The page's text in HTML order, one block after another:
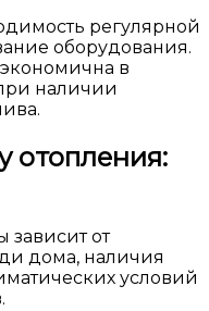
регулярной
оборудования.
экономична в
наличии
отопления:
зависит от
дома, наличия
условий